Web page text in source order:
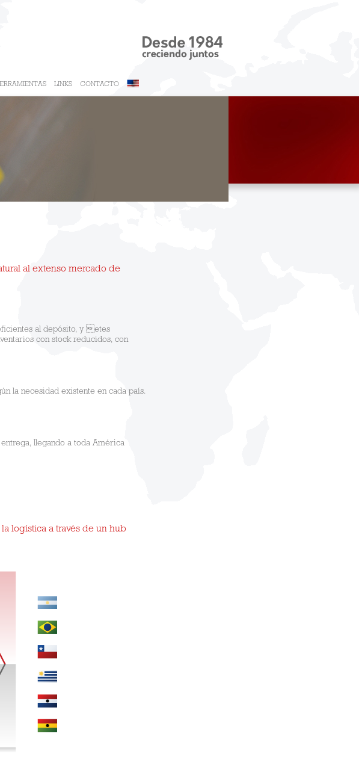
LINKS CONTACTO
al extenso mercado de
al depósito, y etes
con stock reducidos, con
la necesidad existente en cada país.
llegando a toda América
logística a través de un hub